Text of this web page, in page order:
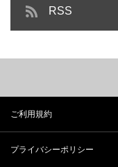
RSS
ご利用規約
プライバシーポリシー